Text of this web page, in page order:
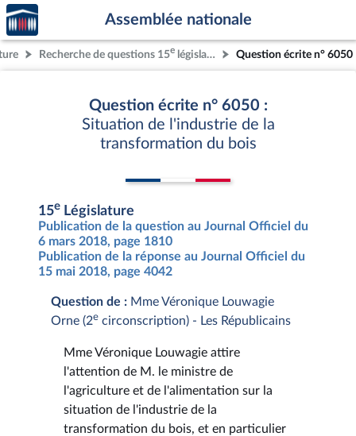
Aller au contenu
Aller en bas de la page
Accèder
à la
page
d'accueil
Assemblée nationale
Recherche de questions 15e législature Question écrite n° 6050
Question écrite n° 6050 :
Situation de l'industrie de la
transformation du bois
15e Législature
Publication de la question au Journal Officiel du
6 mars 2018, page 1810
Publication de la réponse au Journal Officiel du
15 mai 2018, page 4042
Question de : Mme Véronique Louwagie
Orne (2e circonscription) - Les Républicains
Mme Véronique Louwagie attire
l'attention de M. le ministre de
l'agriculture et de l'alimentation sur la
situation de l'industrie de la
transformation du bois, et en particulier